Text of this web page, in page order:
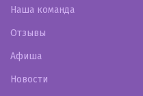
Наша команда
Отзывы
Афиша
Новости